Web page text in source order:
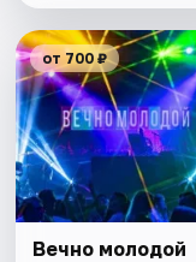
от 700 ₽
Вечно молодой